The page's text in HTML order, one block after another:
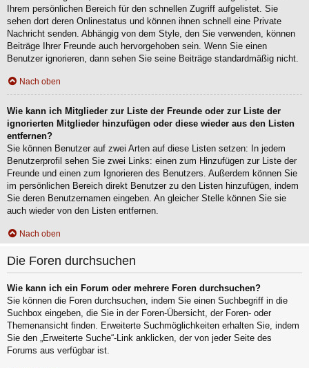
Ihrem persönlichen Bereich für den schnellen Zugriff aufgelistet. Sie
sehen dort deren Onlinestatus und können ihnen schnell eine Private
Nachricht senden. Abhängig von dem Style, den Sie verwenden, können
Beiträge Ihrer Freunde auch hervorgehoben sein. Wenn Sie einen
Benutzer ignorieren, dann sehen Sie seine Beiträge standardmäßig nicht.
Nach oben
Wie kann ich Mitglieder zur Liste der Freunde oder zur Liste der
ignorierten Mitglieder hinzufügen oder diese wieder aus den Listen
entfernen?
Sie können Benutzer auf zwei Arten auf diese Listen setzen: In jedem
Benutzerprofil sehen Sie zwei Links: einen zum Hinzufügen zur Liste der
Freunde und einen zum Ignorieren des Benutzers. Außerdem können Sie
im persönlichen Bereich direkt Benutzer zu den Listen hinzufügen, indem
Sie deren Benutzernamen eingeben. An gleicher Stelle können Sie sie
auch wieder von den Listen entfernen.
Nach oben
Die Foren durchsuchen
Wie kann ich ein Forum oder mehrere Foren durchsuchen?
Sie können die Foren durchsuchen, indem Sie einen Suchbegriff in die
Suchbox eingeben, die Sie in der Foren-Übersicht, der Foren- oder
Themenansicht finden. Erweiterte Suchmöglichkeiten erhalten Sie, indem
Sie den „Erweiterte Suche“-Link anklicken, der von jeder Seite des
Forums aus verfügbar ist.